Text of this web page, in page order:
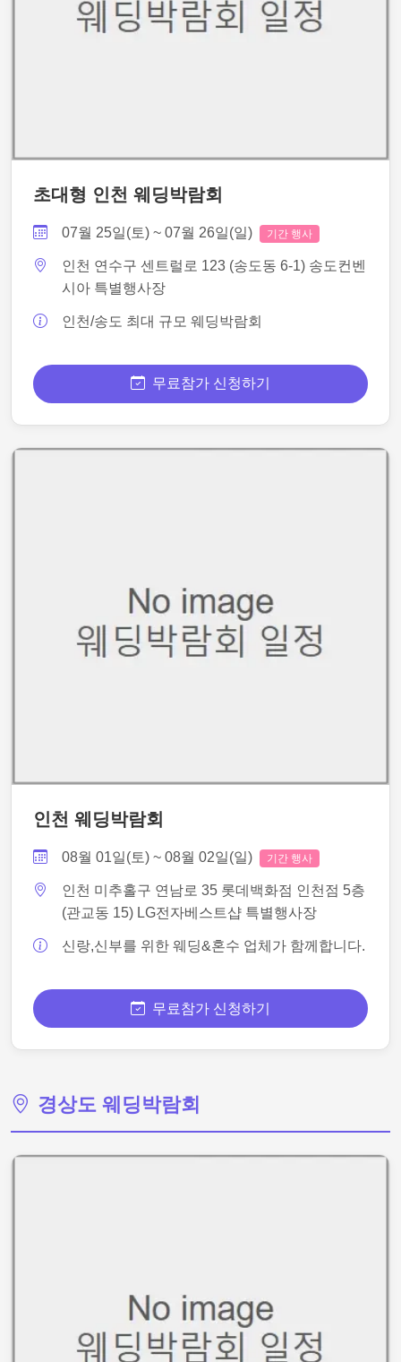
초대형 인천 웨딩박람회
07월 25일(토) ~ 07월 26일(일) 기간 행사
인천 연수구 센트럴로 123 (송도동 6-1) 송도컨벤
시아 특별행사장
인천/송도 최대 규모 웨딩박람회
무료참가 신청하기
인천 웨딩박람회
08월 01일(토) ~ 08월 02일(일) 기간 행사
인천 미추홀구 연남로 35 롯데백화점 인천점 5층
(관교동 15) LG전자베스트샵 특별행사장
신랑,신부를 위한 웨딩&혼수 업체가 함께합니다.
무료참가 신청하기
경상도 웨딩박람회